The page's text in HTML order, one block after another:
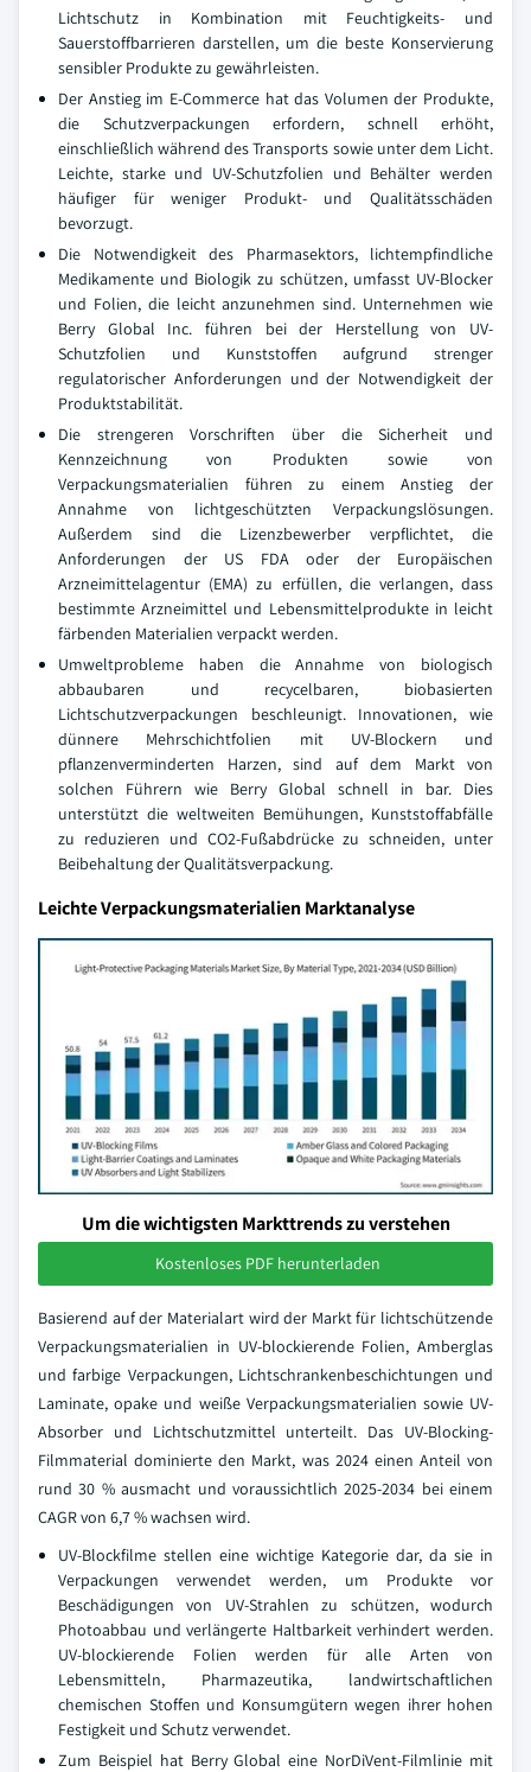
Lichtschutz in Kombination mit Feuchtigkeits- und
Sauerstoffbarrieren darstellen, um die beste Konservierung
sensibler Produkte zu gewährleisten.
Der Anstieg im E-Commerce hat das Volumen der Produkte,
die Schutzverpackungen erfordern, schnell erhöht,
einschließlich während des Transports sowie unter dem Licht.
Leichte, starke und UV-Schutzfolien und Behälter werden
häufiger für weniger Produkt- und Qualitätsschäden
bevorzugt.
Die Notwendigkeit des Pharmasektors, lichtempfindliche
Medikamente und Biologik zu schützen, umfasst UV-Blocker
und Folien, die leicht anzunehmen sind. Unternehmen wie
Berry Global Inc. führen bei der Herstellung von UV-
Schutzfolien und Kunststoffen aufgrund strenger
regulatorischer Anforderungen und der Notwendigkeit der
Produktstabilität.
Die strengeren Vorschriften über die Sicherheit und
Kennzeichnung von Produkten sowie von
Verpackungsmaterialien führen zu einem Anstieg der
Annahme von lichtgeschützten Verpackungslösungen.
Außerdem sind die Lizenzbewerber verpflichtet, die
Anforderungen der US FDA oder der Europäischen
Arzneimittelagentur (EMA) zu erfüllen, die verlangen, dass
bestimmte Arzneimittel und Lebensmittelprodukte in leicht
färbenden Materialien verpackt werden.
Umweltprobleme haben die Annahme von biologisch
abbaubaren und recycelbaren, biobasierten
Lichtschutzverpackungen beschleunigt. Innovationen, wie
dünnere Mehrschichtfolien mit UV-Blockern und
pflanzenverminderten Harzen, sind auf dem Markt von
solchen Führern wie Berry Global schnell in bar. Dies
unterstützt die weltweiten Bemühungen, Kunststoffabfälle
zu reduzieren und CO2-Fußabdrücke zu schneiden, unter
Beibehaltung der Qualitätsverpackung.
Leichte Verpackungsmaterialien Marktanalyse
Um die wichtigsten Markttrends zu verstehen
Kostenloses PDF herunterladen
Basierend auf der Materialart wird der Markt für lichtschützende
Verpackungsmaterialien in UV-blockierende Folien, Amberglas
und farbige Verpackungen, Lichtschrankenbeschichtungen und
Laminate, opake und weiße Verpackungsmaterialien sowie UV-
Absorber und Lichtschutzmittel unterteilt. Das UV-Blocking-
Filmmaterial dominierte den Markt, was 2024 einen Anteil von
rund 30 % ausmacht und voraussichtlich 2025-2034 bei einem
CAGR von 6,7 % wachsen wird.
UV-Blockfilme stellen eine wichtige Kategorie dar, da sie in
Verpackungen verwendet werden, um Produkte vor
Beschädigungen von UV-Strahlen zu schützen, wodurch
Photoabbau und verlängerte Haltbarkeit verhindert werden.
UV-blockierende Folien werden für alle Arten von
Lebensmitteln, Pharmazeutika, landwirtschaftlichen
chemischen Stoffen und Konsumgütern wegen ihrer hohen
Festigkeit und Schutz verwendet.
Zum Beispiel hat Berry Global eine NorDiVent-Filmlinie mit